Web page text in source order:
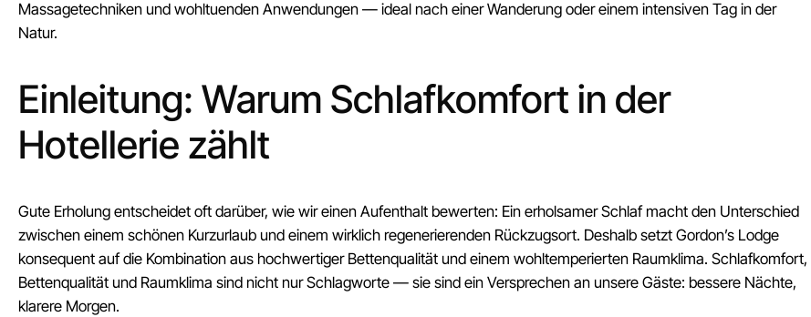
Massagetechniken und wohltuenden Anwendungen — ideal nach einer Wanderung oder einem intensiven Tag in der
Natur.
Einleitung: Warum Schlafkomfort in der
Hotellerie zählt
Gute Erholung entscheidet oft darüber, wie wir einen Aufenthalt bewerten: Ein erholsamer Schlaf macht den Unterschied
zwischen einem schönen Kurzurlaub und einem wirklich regenerierenden Rückzugsort. Deshalb setzt Gordon’s Lodge
konsequent auf die Kombination aus hochwertiger Bettenqualität und einem wohltemperierten Raumklima. Schlafkomfort,
Bettenqualität und Raumklima sind nicht nur Schlagworte — sie sind ein Versprechen an unsere Gäste: bessere Nächte,
klarere Morgen.